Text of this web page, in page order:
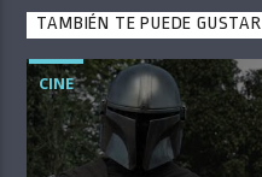
TAMBIÉN TE PUEDE GUSTAR
CINE